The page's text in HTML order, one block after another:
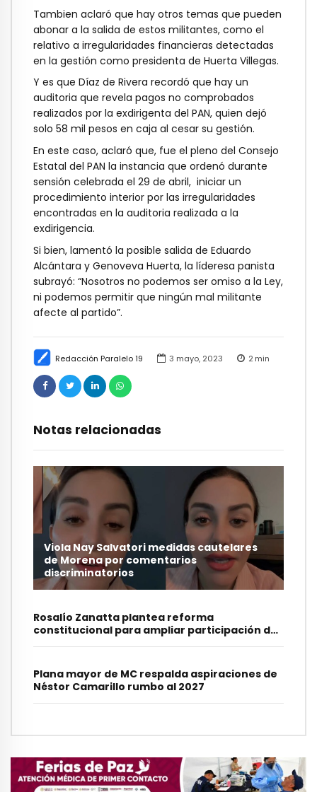
Redacción Paralelo 19 3 mayo, 2023 2 min
Notas relacionadas
Viola Nay Salvatori medidas cautelares
de Morena por comentarios
discriminatorios
Rosalío Zanatta plantea reforma
constitucional para ampliar participación de
jóvenes en Puebla
Plana mayor de MC respalda aspiraciones de
Néstor Camarillo rumbo al 2027
Tambien aclaró que hay otros temas que pueden
abonar a la salida de estos militantes, como el
relativo a irregularidades financieras detectadas
en la gestión como presidenta de Huerta Villegas.
Y es que Díaz de Rivera recordó que hay un
auditoria que revela pagos no comprobados
realizados por la exdirigenta del PAN, quien dejó
solo 58 mil pesos en caja al cesar su gestión.
En este caso, aclaró que, fue el pleno del Consejo
Estatal del PAN la instancia que ordenó durante
sensión celebrada el 29 de abril, iniciar un
procedimiento interior por las irregularidades
encontradas en la auditoria realizada a la
exdirigencia.
Si bien, lamentó la posible salida de Eduardo
Alcántara y Genoveva Huerta, la líderesa panista
subrayó: “Nosotros no podemos ser omiso a la Ley,
ni podemos permitir que ningún mal militante
afecte al partido”.